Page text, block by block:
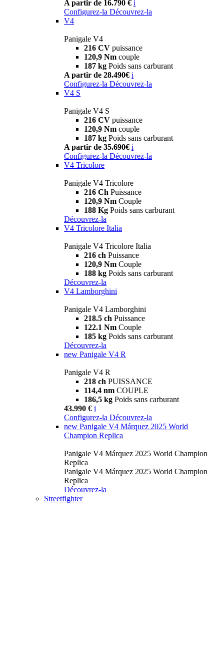
A partir de 16.790 € i
Configurez-la Découvrez-la
V4
Panigale V4
216 CV puissance
120,9 Nm couple
187 kg Poids sans carburant
A partir de 28.490€ i
Configurez-la Découvrez-la
V4 S
Panigale V4 S
216 CV puissance
120,9 Nm couple
187 kg Poids sans carburant
A partir de 35.690€ i
Configurez-la Découvrez-la
V4 Tricolore
Panigale V4 Tricolore
216 Ch Puissance
120,9 Nm Couple
188 Kg Poids sans carburant
Découvrez-la
V4 Tricolore Italia
Panigale V4 Tricolore Italia
216 ch Puissance
120,9 Nm Couple
188 kg Poids sans carburant
Découvrez-la
V4 Lamborghini
Panigale V4 Lamborghini
218.5 ch Puissance
122.1 Nm Couple
185 kg Poids sans carburant
Découvrez-la
new Panigale V4 R
Panigale V4 R
218 ch PUISSANCE
114,4 nm COUPLE
186,5 kg Poids sans carburant
43.990 € i
Configurez-la Découvrez-la
new Panigale V4 Márquez 2025 World
Champion Replica
Panigale V4 Márquez 2025 World Champion
Replica
Panigale V4 Márquez 2025 World Champion
Replica
Découvrez-la
Streetfighter